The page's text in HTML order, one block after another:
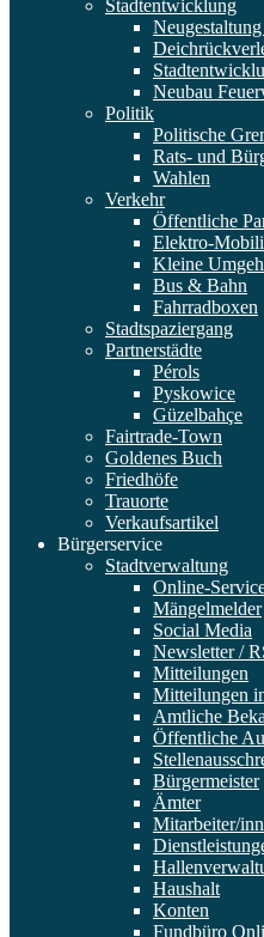
Stadtentwicklung
Neubau
Politik
Politische
Rats- und
Wahlen
Verkehr
Öffentliche
Elektro-
Kleine
Bus & Bahn
Fahrradboxen
Stadtspaziergang
Partnerstädte
Pérols
Pyskowice
Güzelbahçe
Fairtrade-Town
Goldenes Buch
Friedhöfe
Trauorte
Verkaufsartikel
Bürgerservice
Stadtverwaltung
Online-
Mängelmelder
Social Media
Newsletter /
Mitteilungen
Mitteilungen
Amtliche
Öffentliche
Bürgermeister
Ämter
Mitarbeiter/
Haushalt
Konten
Fundbüro